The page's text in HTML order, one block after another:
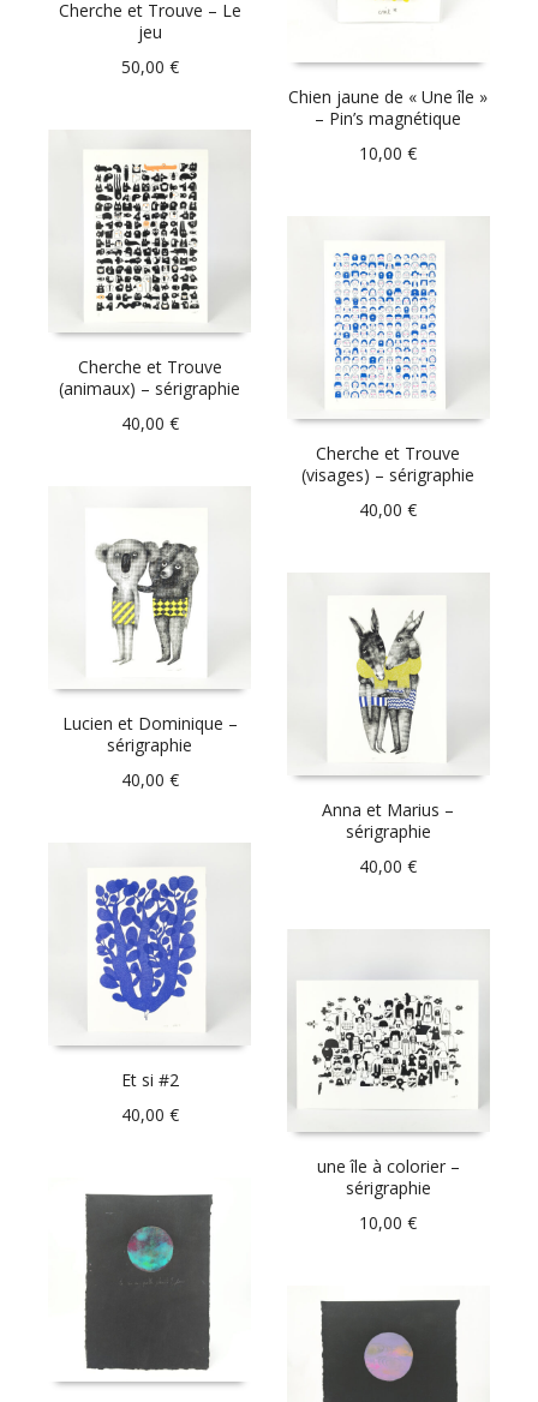
Cherche et Trouve – Le
jeu
50,00 €
Chien jaune de « Une île »
– Pin’s magnétique
10,00€
Cherche et Trouve
(animaux) – sérigraphie
40,00 €
Cherche et Trouve
(visages) – sérigraphie
40,00€
Lucien et Dominique –
sérigraphie
40,00 €
Anna et Marius –
sérigraphie
40,00€
Et si #2
40,00 €
une île à colorier –
sérigraphie
10,00€